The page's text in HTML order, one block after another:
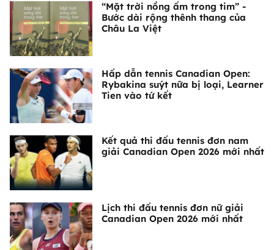
“Mặt trời nồng ấm trong tim” -
Bước dài rộng thênh thang của
Châu La Việt
Hấp dẫn tennis Canadian Open:
Rybakina suýt nữa bị loại, Learner
Tien vào tứ kết
Kết quả thi đấu tennis đơn nam
giải Canadian Open 2026 mới nhất
Lịch thi đấu tennis đơn nữ giải
Canadian Open 2026 mới nhất